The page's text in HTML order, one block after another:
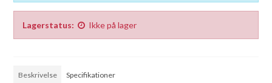
Lagerstatus: Ikke på lager
Beskrivelse Specifikationer